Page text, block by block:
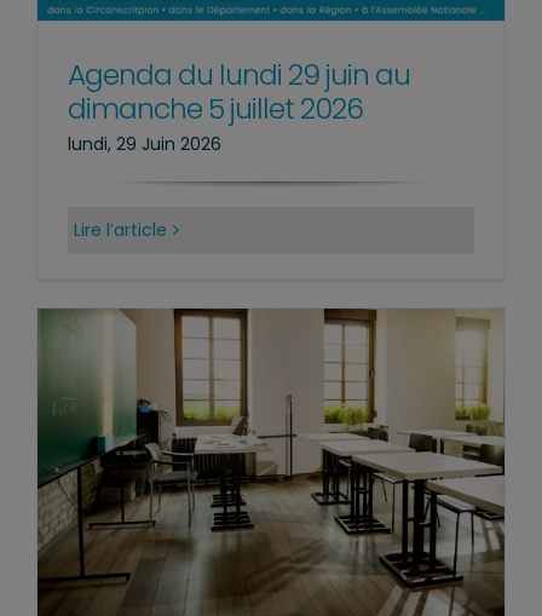
Agenda du lundi 29 juin au
dimanche 5 juillet 2026
lundi, 29 Juin 2026
Lire l’article